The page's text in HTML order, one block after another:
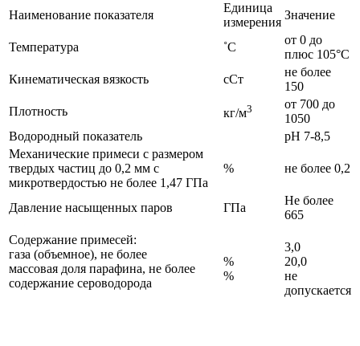
Наименование показателя
Единица
измерения
Значение
Температура ˚С
от 0 до
плюс 105°С
Кинематическая вязкость
сСт
не более
150
Плотность
кг/м3
от 700 до
1050
Водородный показатель
рН 7-8,5
Механические примеси с размером
твердых частиц до 0,2 мм с
микротвердостью не более 1,47 ГПа
% не более 0,2
Давление насыщенных паров ГПа
Не более
665
Содержание примесей:
газа (объемное), не более
массовая доля парафина, не более
содержание сероводорода
%
%
3,0
20,0
не
допускается